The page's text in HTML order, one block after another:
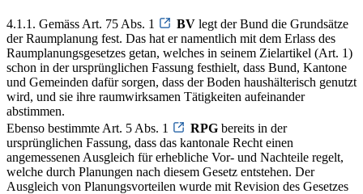
4.1.1. Gemäss Art. 75 Abs. 1 BV legt der Bund die Grundsätze
der Raumplanung fest. Das hat er namentlich mit dem Erlass des
Raumplanungsgesetzes getan, welches in seinem Zielartikel (Art. 1)
schon in der ursprünglichen Fassung festhielt, dass Bund, Kantone
und Gemeinden dafür sorgen, dass der Boden haushälterisch genutzt
wird, und sie ihre raumwirksamen Tätigkeiten aufeinander
abstimmen.
Ebenso bestimmte Art. 5 Abs. 1
RPG bereits in der
ursprünglichen Fassung, dass das kantonale Recht einen
angemessenen Ausgleich für erhebliche Vor- und Nachteile regelt,
welche durch Planungen nach diesem Gesetz entstehen. Der
Ausgleich von Planungsvorteilen wurde mit Revision des Gesetzes